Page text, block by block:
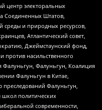
центр электоральных
Соединенных Штатов,
и природных ресурсов,
Атлантический совет,
Джеймстаунский фонд,
против насильственного
Фалуньгун, Фалуньгун, Коалиция
Фалуньгун в Китае,
Фалуньгун,
школ политических
современности,